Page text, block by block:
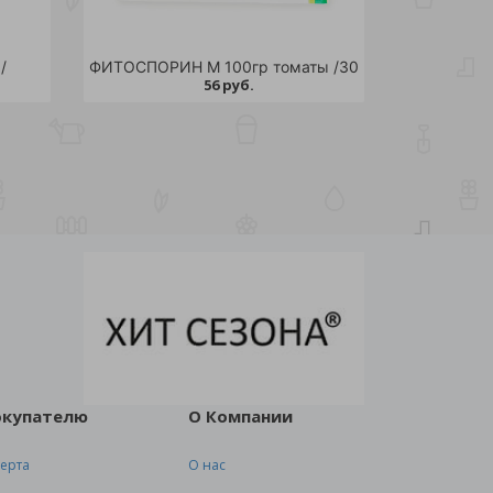
ФИТОСПОРИН М 100гр томаты /30
56 руб.
О Компании
О нас